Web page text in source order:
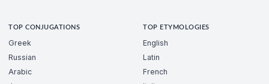
TOP CONJUGATIONS
Greek
Russian
Arabic
TOP ETYMOLOGIES
English
Latin
French